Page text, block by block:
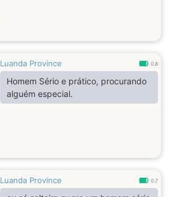
Luanda Province 0.8
Homem Sério e prático, procurando
alguém especial.
Luanda Province 0.7